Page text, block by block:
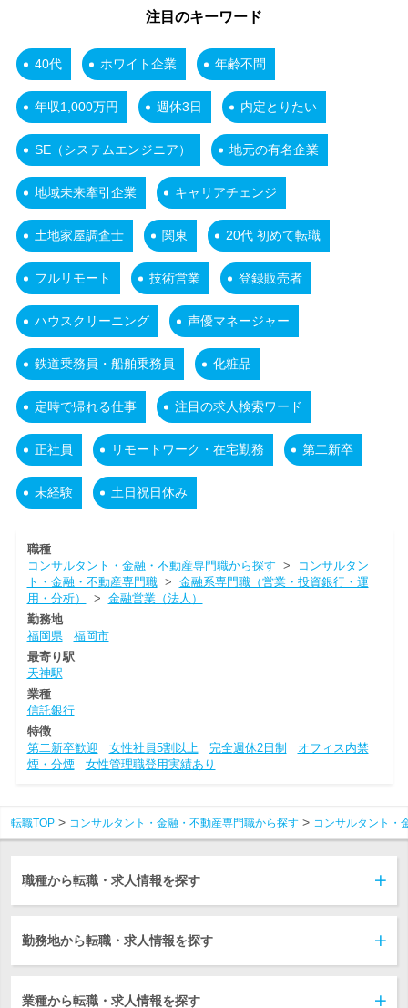
注目のキーワード
40代 ホワイト企業 年齢不問
年収1,000万円 週休3日 内定とりたい
SE（システムエンジニア） 地元の有名企業
地域未来牽引企業 キャリアチェンジ
土地家屋調査士 関東 20代 初めて転職
フルリモート 技術営業 登録販売者
ハウスクリーニング 声優マネージャー
鉄道乗務員・船舶乗務員 化粧品
定時で帰れる仕事 注目の求人検索ワード
正社員 リモートワーク・在宅勤務 第二新卒
未経験 土日祝日休み
職種
コンサルタント・金融・不動産専門職から探す >
コンサルタン
ト・金融・不動産専門職> 金融系専門職（営業・投資銀行・運
用・分析）
> 金融営業（法人）
勤務地
福岡県
福岡市
最寄り駅
天神駅
業種
信託銀行
特徴
第二新卒歓迎
女性社員5割以上 完全週休2日制
オフィス内禁
煙・分煙
女性管理職登用実績あり
転職TOP コンサルタント・金融・不動産専門職から探す コンサルタント・
職種から転職・求人情報を探す
勤務地から転職・求人情報を探す
業種から転職・求人情報を探す